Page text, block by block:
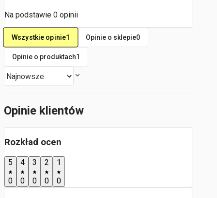
Na podstawie 0 opinii
Wszystkie opinie1 Opinie o sklepie0
Opinie o produktach1
Opinie klientów
Rozkład ocen
5
0
4
0
3
0
2
0
1
0